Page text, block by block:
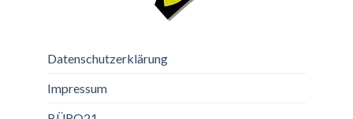
Datenschutzerklärung
Impressum